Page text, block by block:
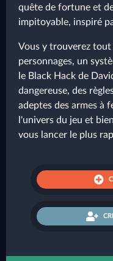
quête de fortune et
impitoyable, inspiré
Vous y trouverez tout
personnages, un
le Black Hack de
dangereuse, des
adeptes des armes à
l'univers du jeu et
vous lancer le plus